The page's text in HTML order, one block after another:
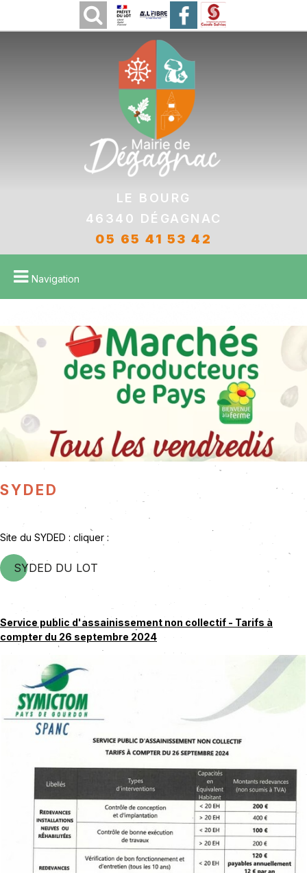
Le bourg
46340 DÉGAGNAC
05 65 41 53 42
Navigation
SYDED
Site du SYDED : cliquer :
SYDED DU LOT
Service public d'assainissement non collectif - Tarifs à
compter du 26 septembre 2024